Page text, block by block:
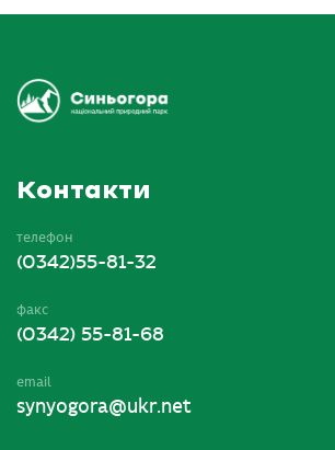
Контакти
телефон
(0342)55-81-32
факс
(0342) 55-81-68
email
synyogora@ukr.net